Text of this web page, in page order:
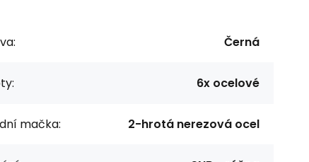
Černá
6x ocelové
mačka: 2-hrotá nerezová ocel